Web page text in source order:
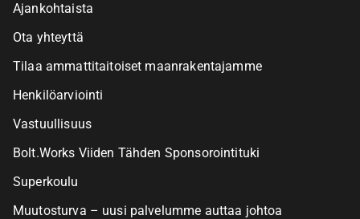
Ajankohtaista
Ota yhteyttä
Tilaa ammattitaitoiset maanrakentajamme
Henkilöarviointi
Vastuullisuus
Bolt.Works Viiden Tähden Sponsorointituki
Superkoulu
Muutosturva – uusi palvelumme auttaa johtoa